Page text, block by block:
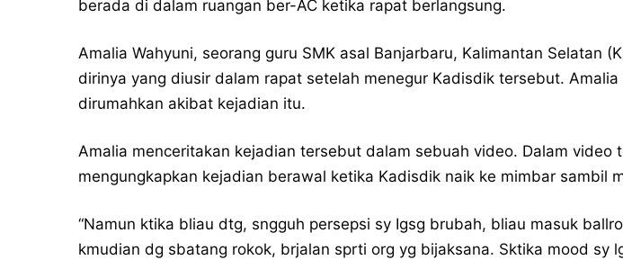
berada di dalam ruangan ber-AC ketika rapat berlangsung.
Amalia Wahyuni, seorang guru SMK asal Banjarbaru, Kalimantan Selatan
dirinya yang diusir dalam rapat setelah menegur Kadisdik tersebut. Amalia
dirumahkan akibat kejadian itu.
Amalia menceritakan kejadian tersebut dalam sebuah video. Dalam video
mengungkapkan kejadian berawal ketika Kadisdik naik ke mimbar sambil
“Namun ktika bliau dtg, sngguh persepsi sy Igsg brubah, bliau masuk
kmudian dg sbatang rokok, brjalan sprti org yg bijaksana. Sktika mood sy